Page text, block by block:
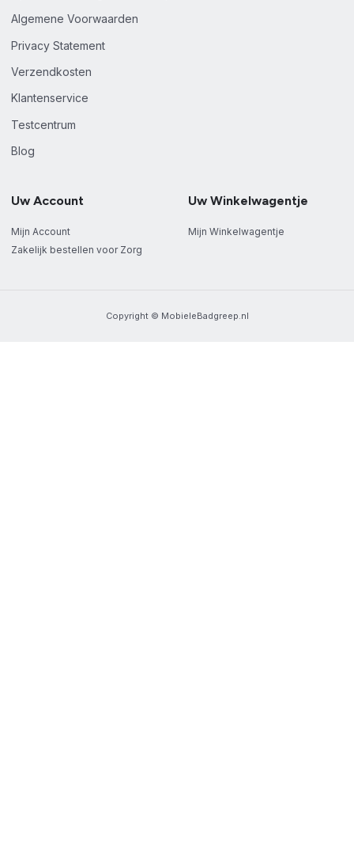
Algemene Voorwaarden
Privacy Statement
Verzendkosten
Klantenservice
Testcentrum
Blog
Uw Account
Mijn Account
Zakelijk bestellen voor Zorg
Uw Winkelwagentje
Mijn Winkelwagentje
Copyright © MobieleBadgreep.nl